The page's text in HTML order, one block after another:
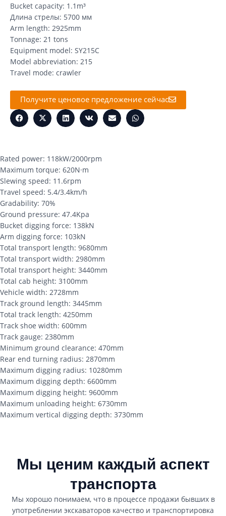
Bucket capacity: 1.1m³
Длина стрелы: 5700 мм
Arm length: 2925mm
Tonnage: 21 tons
Equipment model: SY215C
Model abbreviation: 215
Travel mode: crawler
Получите ценовое предложение сейчас
Rated power: 118kW/2000rpm
Maximum torque: 620N·m
Slewing speed: 11.6rpm
Travel speed: 5.4/3.4km/h
Gradability: 70%
Ground pressure: 47.4Kpa
Bucket digging force: 138kN
Arm digging force: 103kN
Total transport length: 9680mm
Total transport width: 2980mm
Total transport height: 3440mm
Total cab height: 3100mm
Vehicle width: 2728mm
Track ground length: 3445mm
Total track length: 4250mm
Track shoe width: 600mm
Track gauge: 2380mm
Minimum ground clearance: 470mm
Rear end turning radius: 2870mm
Maximum digging radius: 10280mm
Maximum digging depth: 6600mm
Maximum digging height: 9600mm
Maximum unloading height: 6730mm
Maximum vertical digging depth: 3730mm
Мы ценим каждый аспект
транспорта
Мы хорошо понимаем, что в процессе продажи бывших в
употреблении экскаваторов качество и транспортировка